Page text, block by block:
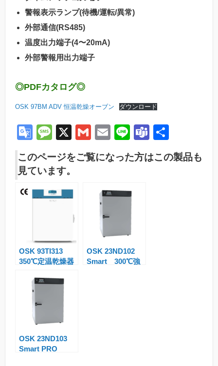
警報表示ランプ(待機/運転/異常)
外部通信(RS485)
温度出力端子(4〜20mA)
外部警報用出力端子
◎PDFカタログ◎
OSK 97BM ADV 恒温乾燥オーブン ダウンロード
G
o
gl
e
n
sl
e
M
ss
a
g
X
G
m
ail
E
ail
Li
n
e
T
a
有
このページをご覧になった方はこの製品も
見ています。
OSK 93TI313
350℃定温乾燥器
OSK 23ND102
Smart 300℃強
OSK 23ND103
Smart PRO